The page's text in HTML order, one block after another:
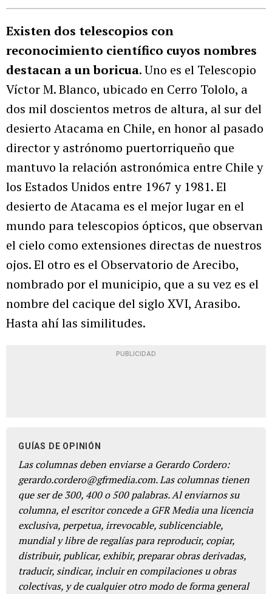
Existen dos telescopios con
reconocimiento científico cuyos nombres
destacan a un boricua. Uno es el Telescopio
Víctor M. Blanco, ubicado en Cerro Tololo, a
dos mil doscientos metros de altura, al sur del
desierto Atacama en Chile, en honor al pasado
director y astrónomo puertorriqueño que
mantuvo la relación astronómica entre Chile y
los Estados Unidos entre 1967 y 1981. El
desierto de Atacama es el mejor lugar en el
mundo para telescopios ópticos, que observan
el cielo como extensiones directas de nuestros
ojos. El otro es el Observatorio de Arecibo,
nombrado por el municipio, que a su vez es el
nombre del cacique del siglo XVI, Arasibo.
Hasta ahí las similitudes.
PUBLICIDAD
GUÍAS DE OPINIÓN
Las columnas deben enviarse a Gerardo Cordero:
gerardo.cordero@gfrmedia.com. Las columnas tienen
que ser de 300, 400 o 500 palabras. Al enviarnos su
columna, el escritor concede a GFR Media una licencia
exclusiva, perpetua, irrevocable, sublicenciable,
mundial y libre de regalías para reproducir, copiar,
distribuir, publicar, exhibir, preparar obras derivadas,
traducir, sindicar, incluir en compilaciones u obras
colectivas, y de cualquier otro modo de forma general